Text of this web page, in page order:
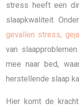
stress heeft een
slaapkwaliteit.
gevallen stress,
van
mee naar bed,
herstellende slaap
Hier komt de